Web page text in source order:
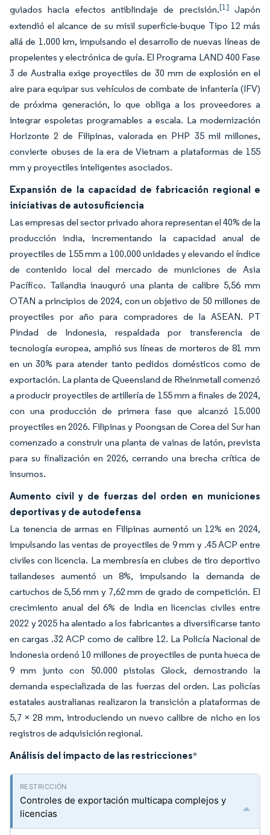
guiados hacia efectos antiblindaje de precisión.[1] Japón
extendió el alcance de su misil superficie-buque Tipo 12 más
allá de 1.000 km, impulsando el desarrollo de nuevas líneas de
propelentes y electrónica de guía. El Programa LAND 400 Fase
3 de Australia exige proyectiles de 30 mm de explosión en el
aire para equipar sus vehículos de combate de infantería (IFV)
de próxima generación, lo que obliga a los proveedores a
integrar espoletas programables a escala. La modernización
Horizonte 2 de Filipinas, valorada en PHP 35 mil millones,
convierte obuses de la era de Vietnam a plataformas de 155
mm y proyectiles inteligentes asociados.
Expansión de la capacidad de fabricación regional e
iniciativas de autosuficiencia
Las empresas del sector privado ahora representan el 40% de la
producción india, incrementando la capacidad anual de
proyectiles de 155 mm a 100.000 unidades y elevando el índice
de contenido local del mercado de municiones de Asia
Pacífico. Tailandia inauguró una planta de calibre 5,56 mm
OTAN a principios de 2024, con un objetivo de 50 millones de
proyectiles por año para compradores de la ASEAN. PT
Pindad de Indonesia, respaldada por transferencia de
tecnología europea, amplió sus líneas de morteros de 81 mm
en un 30% para atender tanto pedidos domésticos como de
exportación. La planta de Queensland de Rheinmetall comenzó
a producir proyectiles de artillería de 155 mm a finales de 2024,
con una producción de primera fase que alcanzó 15.000
proyectiles en 2026. Filipinas y Poongsan de Corea del Sur han
comenzado a construir una planta de vainas de latón, prevista
para su finalización en 2026, cerrando una brecha crítica de
insumos.
Aumento civil y de fuerzas del orden en municiones
deportivas y de autodefensa
La tenencia de armas en Filipinas aumentó un 12% en 2024,
impulsando las ventas de proyectiles de 9 mm y .45 ACP entre
civiles con licencia. La membresía en clubes de tiro deportivo
tailandeses aumentó un 8%, impulsando la demanda de
cartuchos de 5,56 mm y 7,62 mm de grado de competición. El
crecimiento anual del 6% de India en licencias civiles entre
2022 y 2025 ha alentado a los fabricantes a diversificarse tanto
en cargas .32 ACP como de calibre 12. La Policía Nacional de
Indonesia ordenó 10 millones de proyectiles de punta hueca de
9 mm junto con 50.000 pistolas Glock, demostrando la
demanda especializada de las fuerzas del orden. Las policías
estatales australianas realizaron la transición a plataformas de
5,7 × 28 mm, introduciendo un nuevo calibre de nicho en los
registros de adquisición regional.
Análisis del impacto de las restricciones*
Controles de exportación multicapa complejos y
licencias